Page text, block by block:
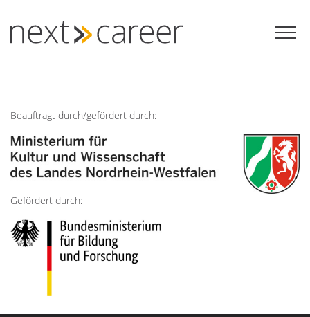
Inhalt
springen
Beauftragt durch/gefördert durch:
Gefördert durch: